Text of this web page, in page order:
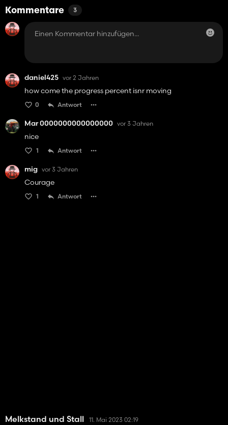
Kommentare 3
daniel425 vor 2 Jahren
how come the progress percent isnr moving
0 Antwort
Mar 0000000000000000 vor 3 Jahren
nice
1 Antwort
mig vor 3 Jahren
Courage
1 Antwort
Melkstand und Stall 11. Mai 2023 02:19